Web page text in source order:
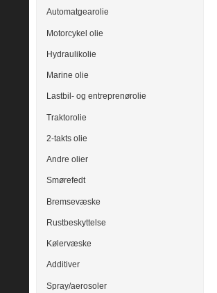
Automatgearolie
Motorcykel olie
Hydraulikolie
Marine olie
Lastbil- og entreprenørolie
Traktorolie
2-takts olie
Andre olier
Smørefedt
Bremsevæske
Rustbeskyttelse
Kølervæske
Additiver
Spray/aerosoler